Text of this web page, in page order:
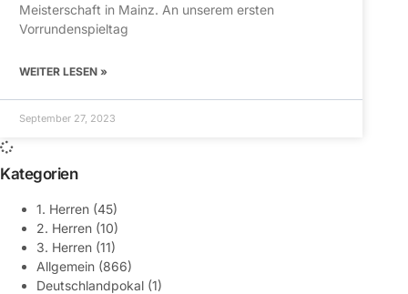
Meisterschaft in Mainz. An unserem ersten
Vorrundenspieltag
WEITER LESEN »
September 27, 2023
Kategorien
1. Herren (45)
2. Herren (10)
3. Herren (11)
Allgemein (866)
Deutschlandpokal (1)